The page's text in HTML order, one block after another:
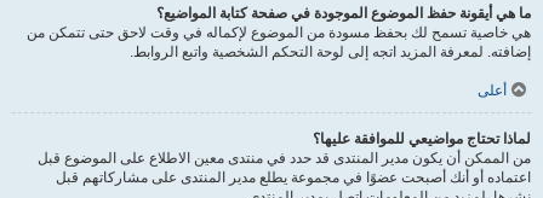
ما هي أيقونة حفظ الموضوع الموجودة في صفحة كتابة المواضيع؟
هي خاصية تسمح لك بحفظ مسودة من الموضوع لإكماله في وقت لاحق حتى تتمكن من
إضافته. لمعرفة المزيد اتجه إلى لوحة التحكم الشخصية واتبع الروابط.
أعلى
لماذا تحتاج مواضيعي للموافقة عليها؟
من الممكن أن يكون مدير المنتدى قد حدد في منتدى معين الاطلاع على الموضوع قبل
اعتماده أو أنك أصبحت عضوًا في مجموعة يطلع مدير المنتدى على مشاركاتهم قبل